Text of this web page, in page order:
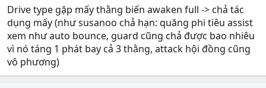
Drive type gặp mấy thằng biến awaken full -> chả tác
dụng mấy (như susanoo chả hạn: quăng phi tiêu assist
xem như auto bounce, guard cũng chả được bao nhiêu
vì nó táng 1 phát bay cả 3 thằng, attack hội đồng cũng
vô phương)